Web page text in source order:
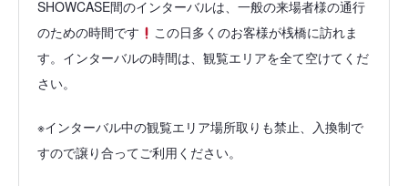
SHOWCASE間のインターバルは、一般の来場者様の通行
のための時間です
この日多くのお客様が桟橋に訪れま
す。インターバルの時間は、観覧エリアを全て空けてくだ
さい。
※インターバル中の観覧エリア場所取りも禁止、入換制で
すので譲り合ってご利用ください。